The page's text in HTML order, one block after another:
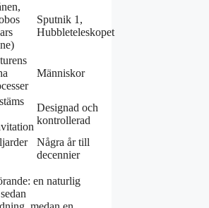
Sputnik 1,
Hubbleteleskopet
Människor
Designad och
kontrollerad
Några år till
decennier
en naturlig